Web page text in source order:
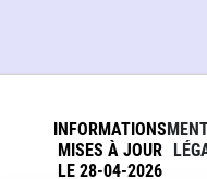
INFORMATIONS
MISES À JOUR
LE 28-04-2026